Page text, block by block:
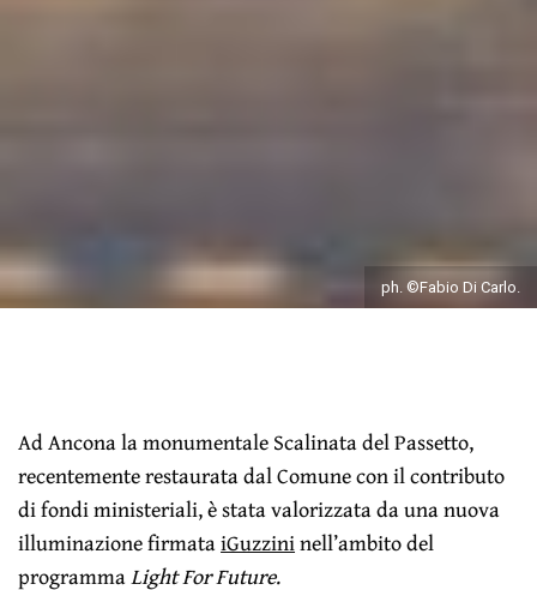
ph. ©Fabio Di Carlo.
Ad Ancona la monumentale Scalinata del Passetto,
recentemente restaurata dal Comune con il contributo
di fondi ministeriali, è stata valorizzata da una nuova
illuminazione firmataiGuzzininell’ambito del
programmaLight For Future.